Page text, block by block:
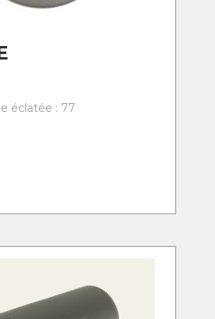
éclatée : 77